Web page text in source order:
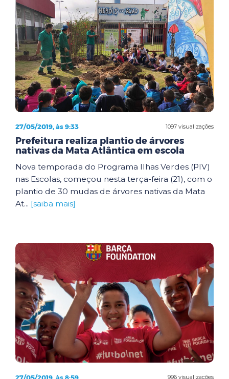
1097 visualizações
27/05/2019, às 9:33
Prefeitura realiza plantio de árvores
nativas da Mata Atlântica em escola
Nova temporada do Programa Ilhas Verdes (PIV)
nas Escolas, começou nesta terça-feira (21), com o
plantio de 30 mudas de árvores nativas da Mata
At... [saiba mais]
996 visualizações
27/05/2019, às 8:59